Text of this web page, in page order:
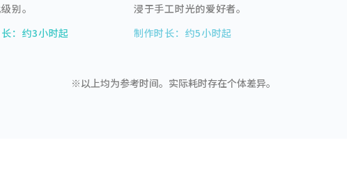
别。
：约3小时起
浸于手工时光的爱好者。
制作时长：约5小时起
※以上均为参考时间。实际耗时存在个体差异。